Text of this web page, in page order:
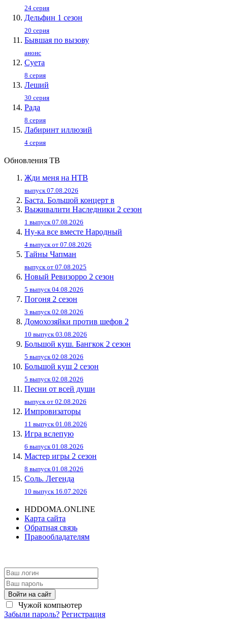
24 серия
Дельфин 1 сезон
20 серия
Бывшая по вызову
анонс
Суета
8 серия
Леший
30 серия
Рада
8 серия
Лабиринт иллюзий
4 серия
Обновления ТВ
Жди меня на НТВ
выпуск 07.08.2026
Баста. Большой концерт в
Выживалити Наследники 2 сезон
1 выпуск 07.08.2026
Ну-ка все вместе Народный
4 выпуск от 07.08.2026
Тайны Чапман
выпуск от 07.08.2025
Новый Ревизорро 2 сезон
5 выпуск 04.08.2026
Погоня 2 сезон
3 выпуск 02.08.2026
Домохозяйки против шефов 2
10 выпуск 03.08.2026
Большой куш. Бангкок 2 сезон
5 выпуск 02.08.2026
Большой куш 2 сезон
5 выпуск 02.08.2026
Песни от всей души
выпуск от 02.08.2026
Импровизаторы
11 выпуск 01.08.2026
Игра вслепую
6 выпуск 01.08.2026
Мастер игры 2 сезон
8 выпуск 01.08.2026
Соль. Легенда
10 выпуск 16.07.2026
HDDOMA.ONLINE
Карта сайта
Обратная связь
Правообладателям
Войти на сайт
Чужой компьютер
Забыли пароль? Регистрация